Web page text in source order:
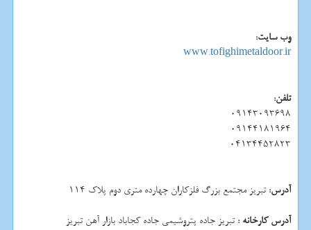
وب سایت:
www.tofighimetaldoor.ir
تلفن:
09143093698
09144181964
04134452823
آدرس:تبریز مجتمع بزرگ فلزکاران چهارده متری دوم پلاک 114
آدرس کارخانه :تبریز جاده پتروشیمی جاده کجاباد بازار آهن تبریز